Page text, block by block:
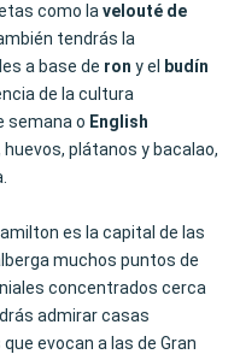
como lavelouté de
tendrás la
a base de ron y el budín
de la cultura
semana o English
plátanos y bacalao,
es la capital de las
muchos puntos de
concentrados cerca
admirar casas
evocan a las de Gran